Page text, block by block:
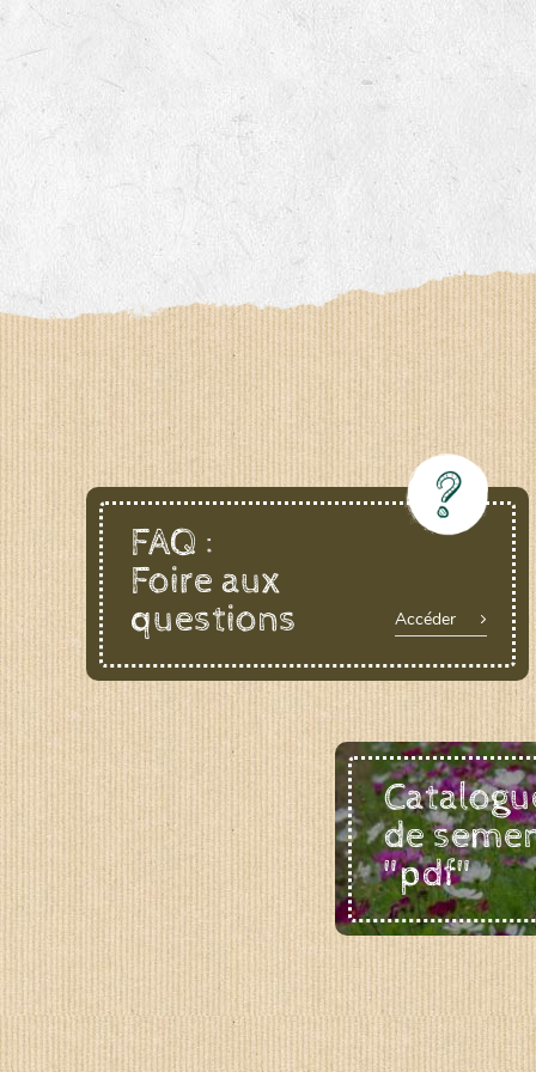
FAQ :
Foire aux
questions
Accéder
de
"pdf"